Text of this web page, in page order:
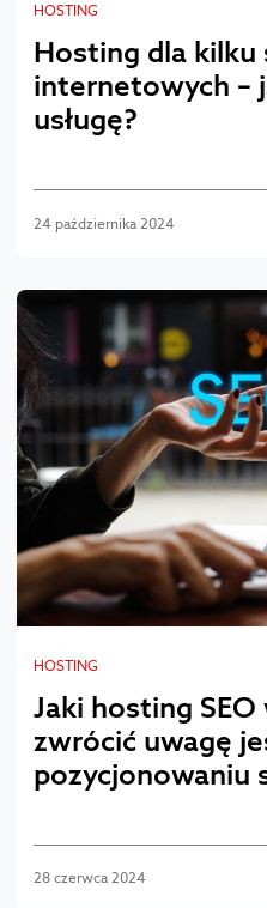
HOSTING
Hosting dla kilku
internetowych –
usługę?
24 października 2024
HOSTING
Jaki hosting
zwrócić uwagę
pozycjonowaniu
28 czerwca 2024